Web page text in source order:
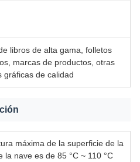
libros de alta gama, folletos
marcas de productos, otras
gráficas de calidad
máxima de la superficie de la
la nave es de 85 °C ~ 110 °C